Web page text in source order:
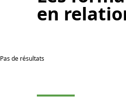
en
Pas de résultats